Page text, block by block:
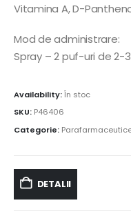
Vitamina A, D-
Mod de administrare:
Spray – 2 puf-uri de 2-
Availability:În stoc
SKU: P46406
Categorie:
DETALII